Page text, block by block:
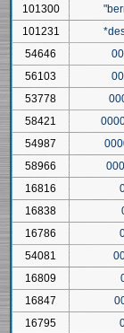
101300
101231
54646
56103
53778
58421
54987
58966
16816
16838
16786
54081
16809
16847
16795